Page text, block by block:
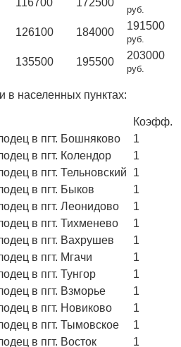
руб.
126100 184000
191500
руб.
135500 195500
203000
руб.
в населенных пунктах:
Коэфф.
в пгт. Бошняково
1
в пгт. Колендор
1
в пгт. Тельновский
1
в пгт. Быков
1
в пгт. Леонидово
1
в пгт. Тихменево
1
в пгт. Вахрушев
1
в пгт. Мгачи
1
в пгт. Тунгор
1
в пгт. Взморье
1
в пгт. Новиково
1
в пгт. Тымовское
1
в пгт. Восток
1